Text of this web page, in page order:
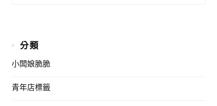
分類
小闆娘脆脆
青年店標籤